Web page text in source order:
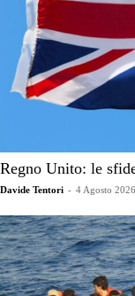
Regno Unito: le
Davide Tentori - 4 Agosto 2026